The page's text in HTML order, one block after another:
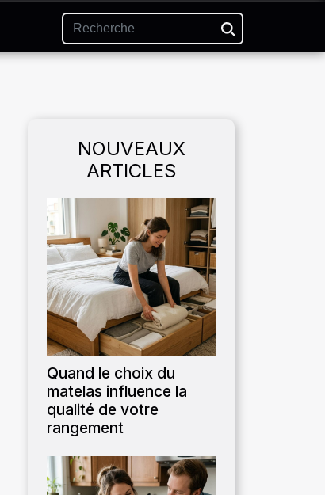
NOUVEAUX
ARTICLES
Quand le choix du
matelas influence la
qualité de votre
rangement